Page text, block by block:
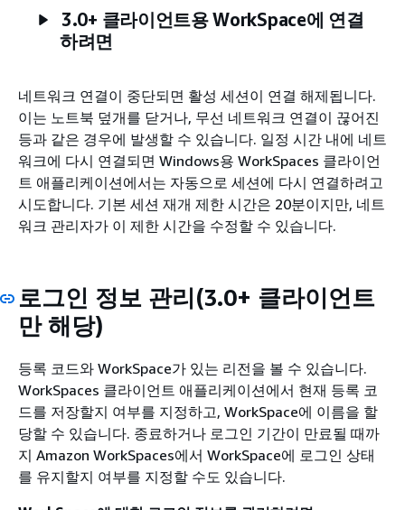
3.0+ 클라이언트용 WorkSpace에 연결
하려면
네트워크 연결이 중단되면 활성 세션이 연결 해제됩니다.
이는 노트북 덮개를 닫거나, 무선 네트워크 연결이 끊어진
등과 같은 경우에 발생할 수 있습니다. 일정 시간 내에 네트
워크에 다시 연결되면 Windows용 WorkSpaces 클라이언
트 애플리케이션에서는 자동으로 세션에 다시 연결하려고
시도합니다. 기본 세션 재개 제한 시간은 20분이지만, 네트
워크 관리자가 이 제한 시간을 수정할 수 있습니다.
로그인 정보 관리(3.0+ 클라이언트
만 해당)
등록 코드와 WorkSpace가 있는 리전을 볼 수 있습니다.
WorkSpaces 클라이언트 애플리케이션에서 현재 등록 코
드를 저장할지 여부를 지정하고, WorkSpace에 이름을 할
당할 수 있습니다. 종료하거나 로그인 기간이 만료될 때까
지 Amazon WorkSpaces에서 WorkSpace에 로그인 상태
를 유지할지 여부를 지정할 수도 있습니다.